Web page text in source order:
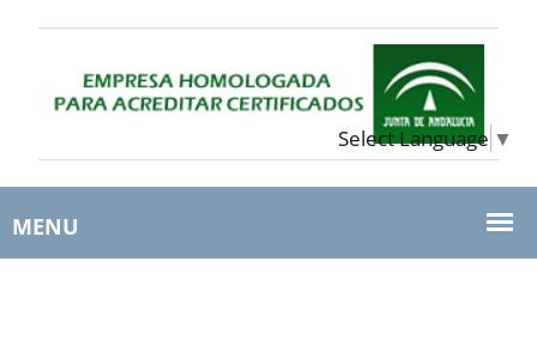
Select Language ▼